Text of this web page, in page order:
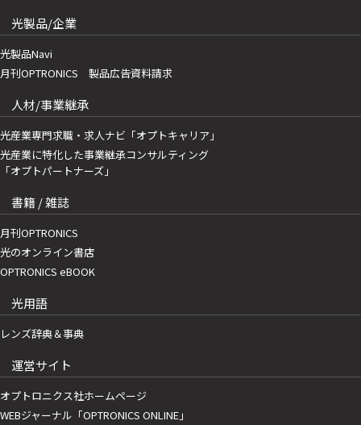
光製品/企業
光製品Navi
月刊OPTRONICS 製品広告資料請求
人材/事業継承
光産業専門求職・求人ナビ「オプトキャリア」
光産業に特化した事業継承コンサルティング
「オプトパートナーズ」
書籍 / 雑誌
月刊OPTRONICS
光のオンライン書店
OPTRONICS eBOOK
光用語
レンズ辞典＆事典
運営サイト
オプトロニクス社ホームページ
WEBジャーナル「OPTRONICS ONLINE」